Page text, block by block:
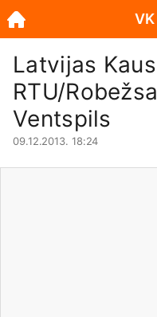
Latvijas
RTU/
Ventspils
09.12.2013. 18:24